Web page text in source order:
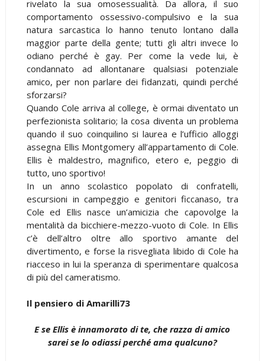
rivelato la sua omosessualità. Da allora, il suo
comportamento ossessivo-compulsivo e la sua
natura sarcastica lo hanno tenuto lontano dalla
maggior parte della gente; tutti gli altri invece lo
odiano perché è gay. Per come la vede lui, è
condannato ad allontanare qualsiasi potenziale
amico, per non parlare dei fidanzati, quindi perché
sforzarsi?
Quando Cole arriva al college, è ormai diventato un
perfezionista solitario; la cosa diventa un problema
quando il suo coinquilino si laurea e l’ufficio alloggi
assegna Ellis Montgomery all’appartamento di Cole.
Ellis è maldestro, magnifico, etero e, peggio di
tutto, uno sportivo!
In un anno scolastico popolato di confratelli,
escursioni in campeggio e genitori ficcanaso, tra
Cole ed Ellis nasce un’amicizia che capovolge la
mentalità da bicchiere-mezzo-vuoto di Cole. In Ellis
c’è dell’altro oltre allo sportivo amante del
divertimento, e forse la risvegliata libido di Cole ha
riacceso in lui la speranza di sperimentare qualcosa
di più del cameratismo.
Il pensiero di Amarilli73
E se Ellis è innamorato di te, che razza di amico
sarei se lo odiassi perché ama qualcuno?